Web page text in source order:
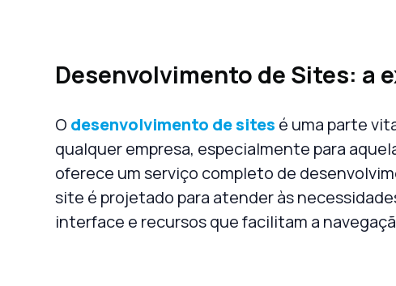
Desenvolvimento de Sites: a
O desenvolvimento de sites é uma parte
qualquer empresa, especialmente para
oferece um serviço completo de
site é projetado para atender às
interface e recursos que facilitam a